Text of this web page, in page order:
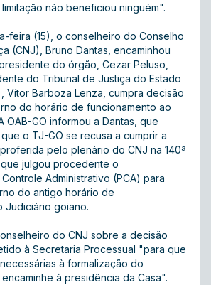
não beneficiou ninguém".
feira (15), o conselheiro do Conselho
(CNJ), Bruno Dantas, encaminhou
do órgão, Cezar Peluso,
do Tribunal de Justiça do Estado
Vítor Barboza Lenza, cumpra decisão
do horário de funcionamento ao
OAB-GO informou a Dantas, que
o TJ-GO se recusa a cumprir a
pelo plenário do CNJ na 140ª
julgou procedente o
Administrativo (PCA) para
do antigo horário de
Judiciário goiano.
do CNJ sobre a decisão
à Secretaria Processual "para que
à formalização do
à presidência da Casa".